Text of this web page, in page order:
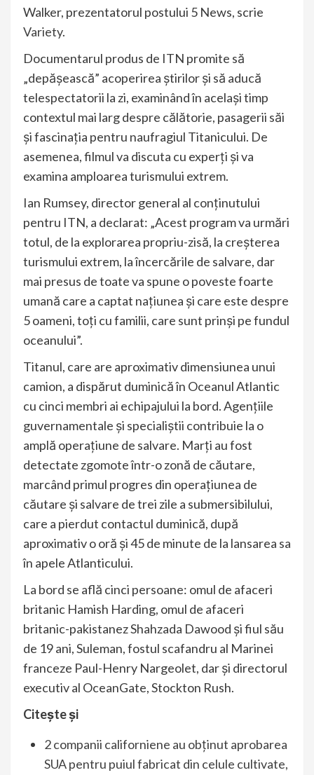
Walker, prezentatorul postului 5 News, scrie
Variety.
Documentarul produs de ITN promite să
„depășească” acoperirea știrilor și să aducă
telespectatorii la zi, examinând în același timp
contextul mai larg despre călătorie, pasagerii săi
și fascinația pentru naufragiul Titanicului. De
asemenea, filmul va discuta cu experți și va
examina amploarea turismului extrem.
Ian Rumsey, director general al conținutului
pentru ITN, a declarat: „Acest program va urmări
totul, de la explorarea propriu-zisă, la creșterea
turismului extrem, la încercările de salvare, dar
mai presus de toate va spune o poveste foarte
umană care a captat națiunea și care este despre
5 oameni, toți cu familii, care sunt prinși pe fundul
oceanului”.
Titanul, care are aproximativ dimensiunea unui
camion, a dispărut duminică în Oceanul Atlantic
cu cinci membri ai echipajului la bord. Agențiile
guvernamentale și specialiștii contribuie la o
amplă operațiune de salvare. Marți au fost
detectate zgomote într-o zonă de căutare,
marcând primul progres din operațiunea de
căutare și salvare de trei zile a submersibilului,
care a pierdut contactul duminică, după
aproximativ o oră și 45 de minute de la lansarea sa
în apele Atlanticului.
La bord se află cinci persoane: omul de afaceri
britanic Hamish Harding, omul de afaceri
britanic-pakistanez Shahzada Dawood și fiul său
de 19 ani, Suleman, fostul scafandru al Marinei
franceze Paul-Henry Nargeolet, dar și directorul
executiv al OceanGate, Stockton Rush.
Citește și
2 companii californiene au obținut aprobarea
SUA pentru puiul fabricat din celule cultivate,